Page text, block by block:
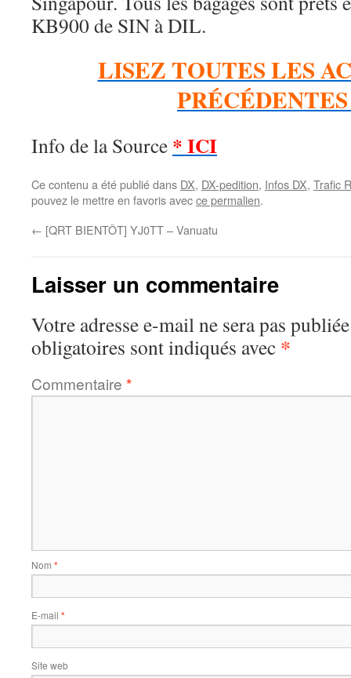
KB900 de SIN à DIL.
LISEZ TOUTES LES
Info de la Source * ICI
Ce contenu a été publié dans DX, DX-pedition, Infos DX, Trafic
pouvez le mettre en favoris avecce permalien.
← [QRT BIENTÔT] YJ0TT – Vanuatu
Laisser un commentaire
Votre adresse e-mail ne sera pas
obligatoires sont indiqués avec *
Commentaire *
Nom *
E-mail *
Site web